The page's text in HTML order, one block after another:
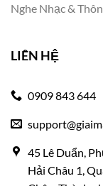
Nghe Nhạc &
LIÊN HỆ
0909 843 644
45 Lê Duẩn,
Hải Châu 1,